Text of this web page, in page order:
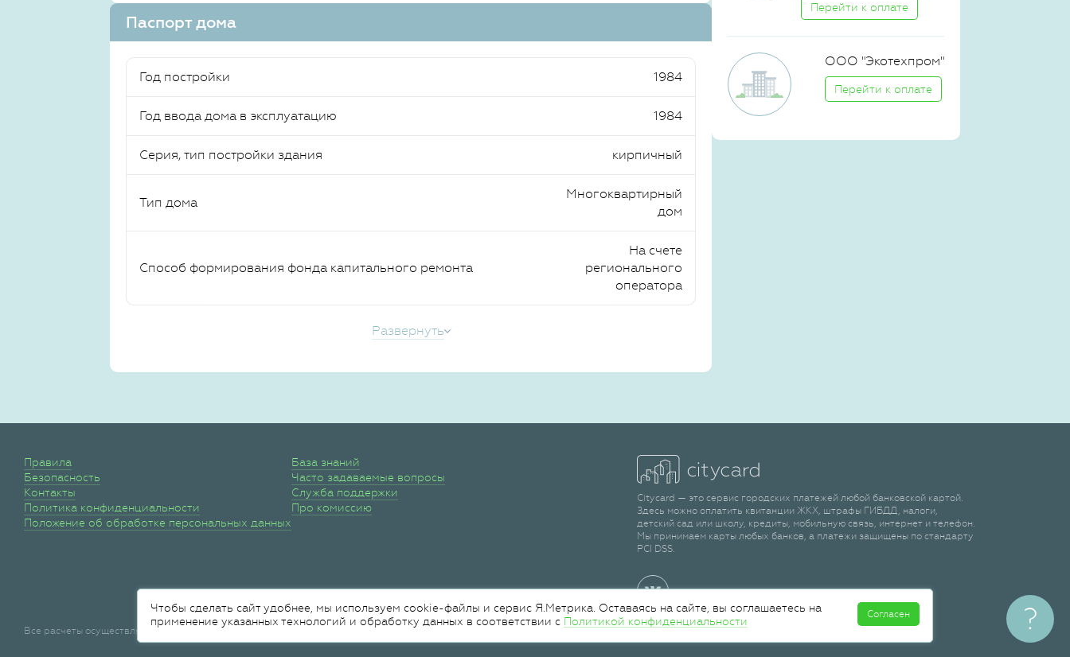
Паспорт дома
Год постройки 1984
Год ввода дома в эксплуатацию 1984
Серия, тип постройки здания кирпичный
Тип дома
Многоквартирный
дом
Способ формирования фонда капитального ремонта
На счете
регионального
оператора
Развернуть
Перейти к оплате
ООО "Экотехпром"
Перейти к оплате
Правила
Безопасность
Контакты
Политика конфиденциальности
Положение об обработке персональных данных
База знаний
Часто задаваемые вопросы
Служба поддержки
Про комиссию
Citycard — это сервис городских платежей любой банковской картой.
Здесь можно оплатить квитанции ЖКХ, штрафы ГИБДД, налоги,
детский сад или школу, кредиты, мобильную связь, интернет и телефон.
Мы принимаем карты любых банков, а платежи защищены по стандарту
PCI DSS.
Все расчеты осуществляются НКО "МОНЕТА" ?
Чтобы сделать сайт удобнее, мы используем cookie-файлы и сервис Я.Метрика. Оставаясь на сайте, вы соглашаетесь на
применение указанных технологий и обработку данных в соответствии с Политикой конфиденциальности
Согласен